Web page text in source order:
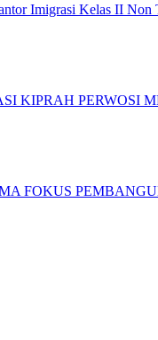
Imigrasi Kelas II Non
KIPRAH
FOKUS